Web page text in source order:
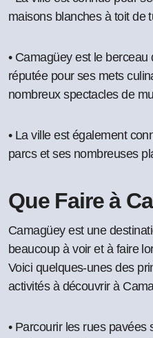
maisons blanches à toit de
• Camagüey est le
réputée pour ses mets
nombreux spectacles de
• La ville est également
parcs et ses nombreuses
Que Faire à
Camagüey est une
beaucoup à voir et à faire
Voici quelques-unes des
activités à découvrir à
• Parcourir les rues pavées